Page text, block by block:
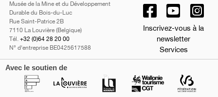
Musée de la Mine et du Développement
Durable du Bois-du-Luc
Rue Saint-Patrice 2B
7110 La Louvière (Belgique)
Tél. +32 (0)64 28 20 00
N° d'entreprise BE0425617588
Inscrivez-vous à la
newsletter
Services
Avec le soutien de